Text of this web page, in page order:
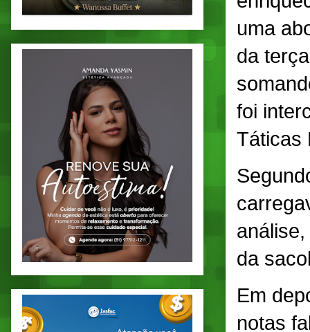
uma
da
foi
Táticas
da
Em
notas